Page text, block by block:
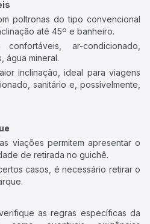
poltronas do tipo convencional
até 45º e banheiro.
ar-condicionado,
água mineral.
inclinação, ideal para viagens
sanitário e, possivelmente,
viações permitem apresentar o
de retirada no guichê.
casos, é necessário retirar o
as regras específicas da